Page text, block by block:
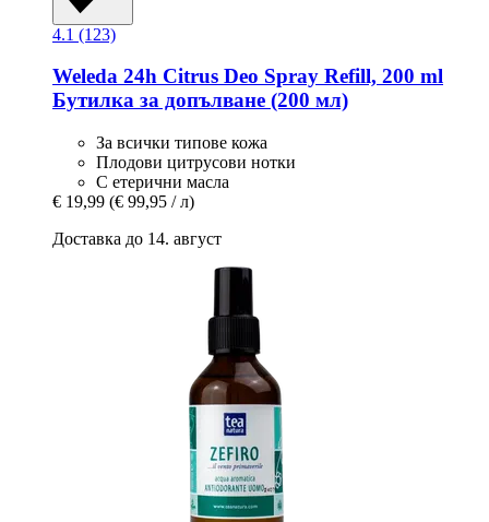
4.1 (123)
Weleda 24h Citrus Deo Spray Refill, 200 ml
Бутилка за допълване (200 мл)
За всички типове кожа
Плодови цитрусови нотки
С етерични масла
€ 19,99 (€ 99,95 / л)
Доставка до 14. август